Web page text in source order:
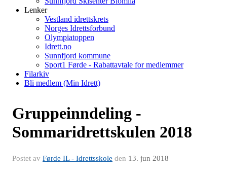
Lenker
Vestland idrettskrets
Norges Idrettsforbund
Olympiatoppen
Idrett.no
Sunnfjord kommune
Sport1 Førde - Rabattavtale for medlemmer
Filarkiv
Bli medlem (Min Idrett)
Gruppeinndeling -
Sommaridrettskulen 2018
Postet av Førde IL - Idrettsskole den 13. jun 2018